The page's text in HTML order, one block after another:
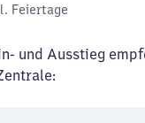
Feiertage
und Ausstieg